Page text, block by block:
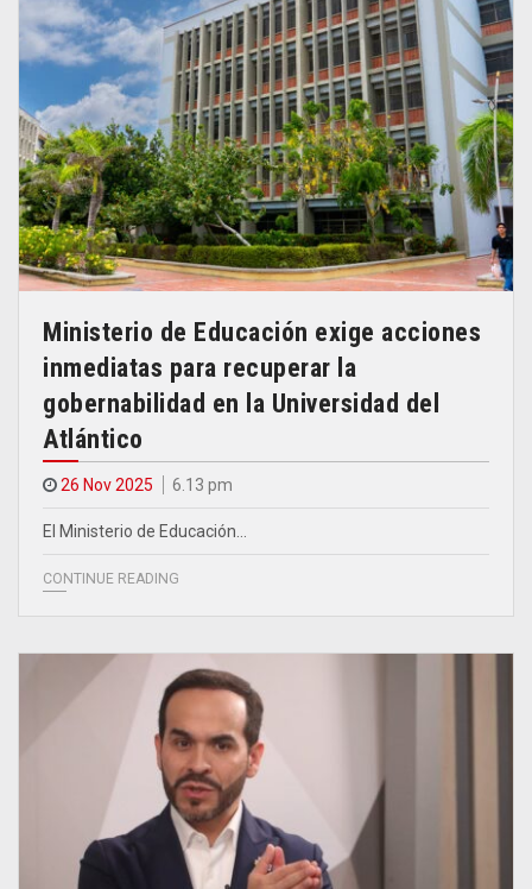
Ministerio de Educación exige acciones
inmediatas para recuperar la
gobernabilidad en la Universidad del
Atlántico
26 Nov 2025 6.13 pm
El Ministerio de Educación…
CONTINUE READING